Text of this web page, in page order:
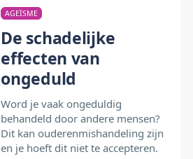
AGEÏSME
De schadelijke
effecten van
ongeduld
Word je vaak ongeduldig
behandeld door andere mensen?
Dit kan ouderenmishandeling zijn
en je hoeft dit niet te accepteren.